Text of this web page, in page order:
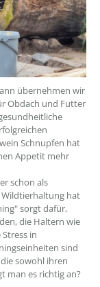
übernehmen wir
Obdach und Futter
Schnupfen hat
Appetit mehr
schon als
Wildtierhaltung hat
sorgt dafür,
die Haltern wie
in
sind
sowohl ihren
man es richtig an?